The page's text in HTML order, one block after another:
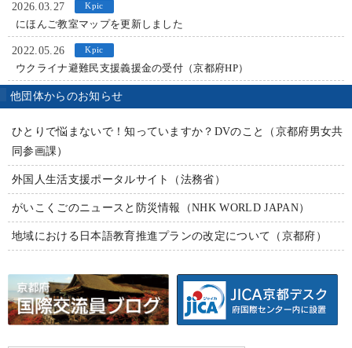
2026.03.27
にほんご教室マップを更新しました
2022.05.26
ウクライナ避難民支援義援金の受付（京都府HP）
他団体からのお知らせ
ひとりで悩まないで！知っていますか？DVのこと（京都府男女共
同参画課）
外国人生活支援ポータルサイト（法務省）
がいこくごのニュースと防災情報（NHK WORLD JAPAN）
地域における日本語教育推進プランの改定について（京都府）